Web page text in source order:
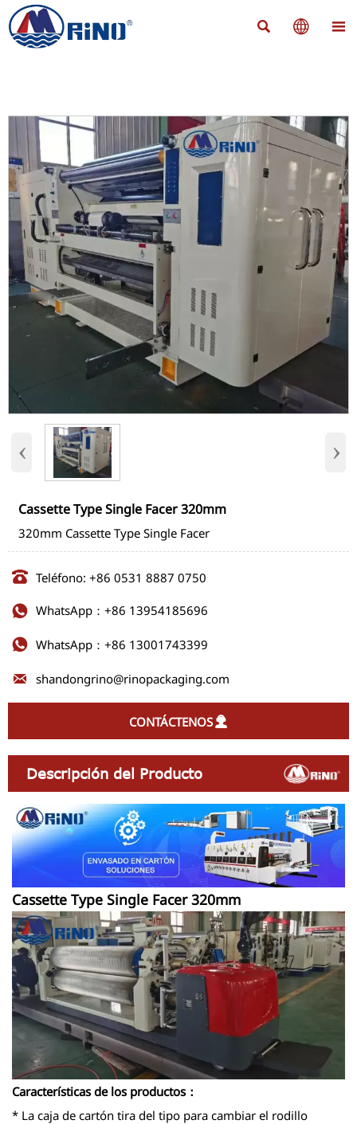
  
‹ ›
Cassette Type Single Facer 320mm
320mm Cassette Type Single Facer
 Teléfono: +86 0531 8887 0750
 WhatsApp：+86 13954185696
 WhatsApp：+86 13001743399
 shandongrino@rinopackaging.com
CONTÁCTENOS
Descripción del Producto
Cassette Type Single Facer 320mm
Características de los productos：
* La caja de cartón tira del tipo para cambiar el rodillo